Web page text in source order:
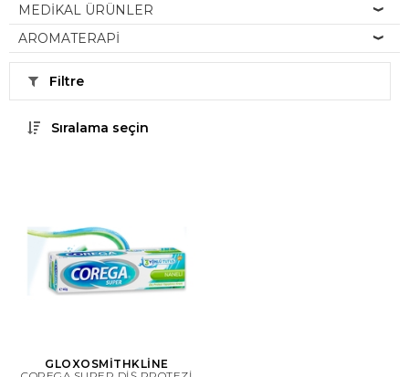
MEDİKAL ÜRÜNLER
AROMATERAPİ
Filtre
Sıralama seçin
GLOXOSMİTHKLİNE